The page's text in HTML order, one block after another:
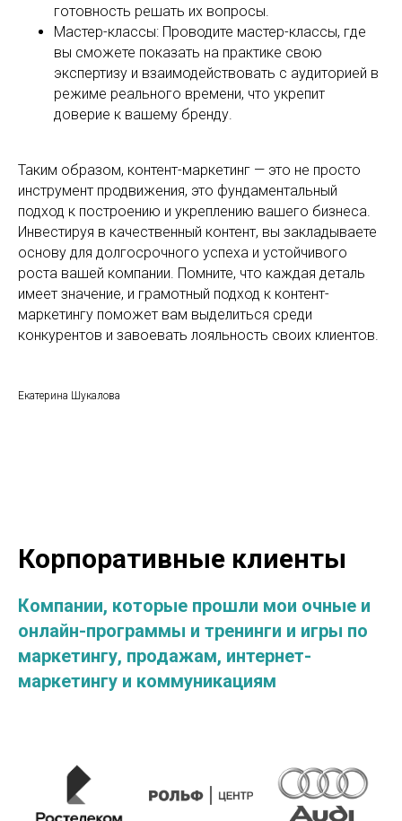
готовность решать их вопросы.
Мастер-классы: Проводите мастер-классы, где
вы сможете показать на практике свою
экспертизу и взаимодействовать с аудиторией в
режиме реального времени, что укрепит
доверие к вашему бренду.
Таким образом, контент-маркетинг — это не просто
инструмент продвижения, это фундаментальный
подход к построению и укреплению вашего бизнеса.
Инвестируя в качественный контент, вы закладываете
основу для долгосрочного успеха и устойчивого
роста вашей компании. Помните, что каждая деталь
имеет значение, и грамотный подход к контент-
маркетингу поможет вам выделиться среди
конкурентов и завоевать лояльность своих клиентов.
Екатерина Шукалова
Корпоративные клиенты
Компании, которые прошли мои очные и
онлайн-программы и тренинги и игры по
маркетингу, продажам, интернет-
маркетингу и коммуникациям